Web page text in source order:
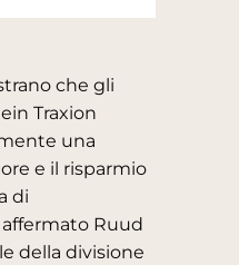
che gli
Traxion
una
e il risparmio
di
Ruud
della divisione